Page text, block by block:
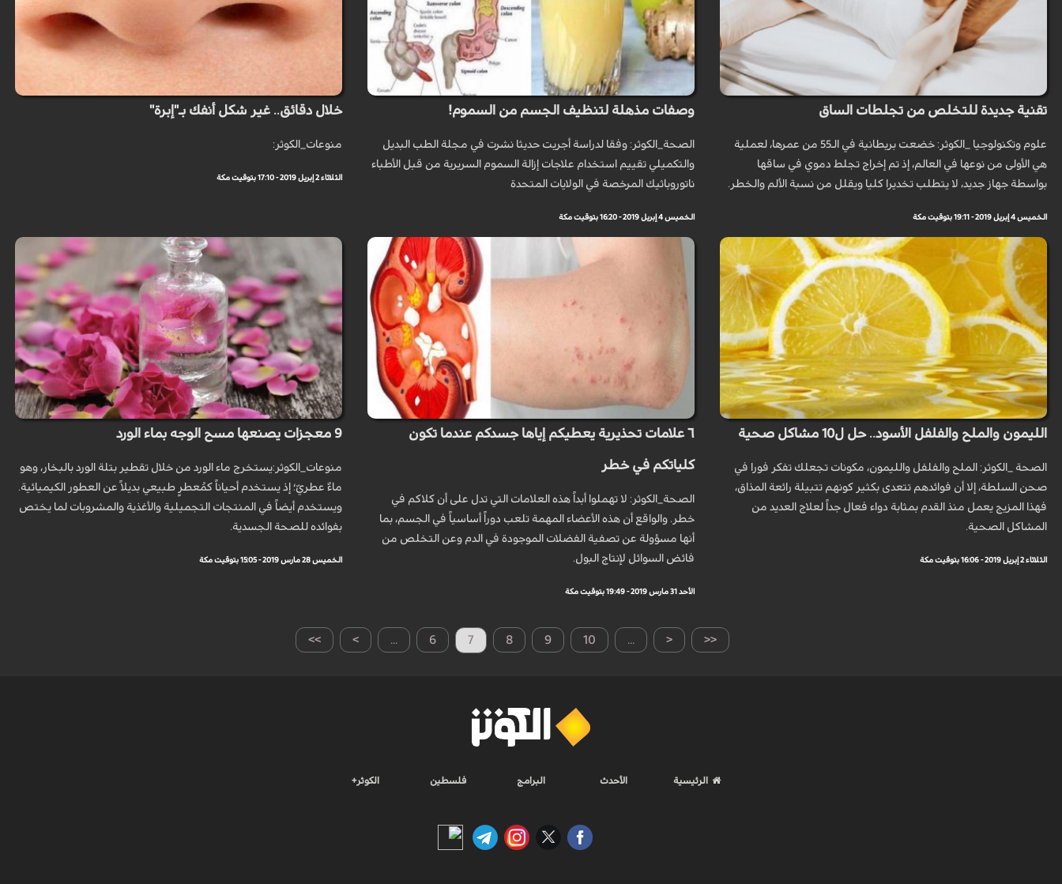
تقنية جديدة للتخلص من تجلطات الساق
علوم وتكنولوجيا _الكوثر: خضعت بريطانية في الـ55 من عمرها، لعملية
هي الأولى من نوعها في العالم، إذ تم إخراج تجلط دموي في ساقها
بواسطة جهاز جديد، لا يتطلب تخديرا كليا ويقلل من نسبة الألم والخطر.
الخميس 4 إبريل 2019 - 19:11 بتوقيت مكة
وصفات مذهلة لتنظيف الجسم من السموم!
الصحة_الكوثر: وفقا لدراسة أجريت حديثا نشرت في مجلة الطب البديل
والتكميلي تقييم استخدام علاجات إزالة السموم السريرية من قبل الأطباء
ناتوروباثيك المرخصة في الولايات المتحدة
الخميس 4 إبريل 2019 - 16:20 بتوقيت مكة
خلال دقائق.. غير شكل أنفك بـ"إبرة"
منوعات_الكوثر:
الثلاثاء 2 إبريل 2019 - 17:10 بتوقيت مكة
الليمون والملح والفلفل الأسود.. حل ل10 مشاكل صحية
الصحة _الكوثر: الملح والفلفل والليمون، مكونات تجعلك تفكر فورا في
صحن السلطة، إلا أن فوائدهم تتعدى بكثير كونهم تتبيلة رائعة المذاق،
فهذا المزيج يعمل منذ القدم بمثابة دواء فعال جداً لعلاج العديد من
المشاكل الصحية.
الثلاثاء 2 إبريل 2019 - 16:06 بتوقيت مكة
٦ علامات تحذيرية يعطيكم إياها جسدكم عندما تكون
كلياتكم في خطر
الصحة_الكوثر: لا تهملوا أبداً هذه العلامات التي تدل على أن كلاكم في
خطر. والواقع أن هذه الأعضاء المهمة تلعب دوراً أساسياً في الجسم، بما
أنها مسؤولة عن تصفية الفضلات الموجودة في الدم وعن التخلص من
فائض السوائل لإنتاج البول.
الأحد 31 مارس 2019 - 19:49 بتوقيت مكة
9 معجزات يصنعها مسح الوجه بماء الورد
منوعات_الكوثر:يستخرج ماء الورد من خلال تقطير بتلة الورد بالبخار، وهو
ماءٌ عطريّ؛ إذ يستخدم أحياناً كمُعطرٍ طبيعي بديلاً عن العطور الكيميائية.
ويستخدم أيضاً في المنتجات التجميلية والأغذية والمشروبات لما يختص
بفوائده للصحة الجسدية.
الخميس 28 مارس 2019 - 15:05 بتوقيت مكة
>> > ... 6 7 8 9 10 ... < <<
الرئيسية الأحدث البرامج فلسطين الكوثر+